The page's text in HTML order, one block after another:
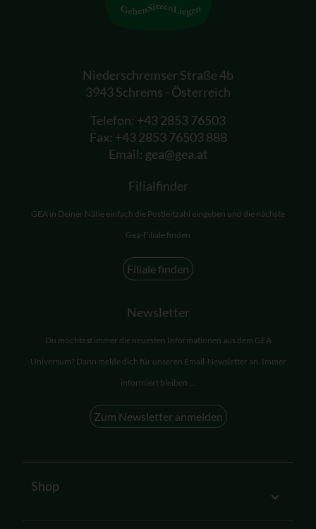
Niederschremser Straße 4b
3943 Schrems - Österreich
Telefon: +43 2853 76503
Fax: +43 2853 76503 888
Email: gea@gea.at
Filialfinder
GEA in Deiner Nähe einfach die Postleitzahl eingeben und die nächste
Gea-Filiale finden
Filiale finden
Newsletter
Du möchtest immer die neuesten Informationen aus dem GEA
Universum? Dann melde dich für unseren Email-Newsletter an. Immer
informiert bleiben ...
Zum Newsletter anmelden
Shop